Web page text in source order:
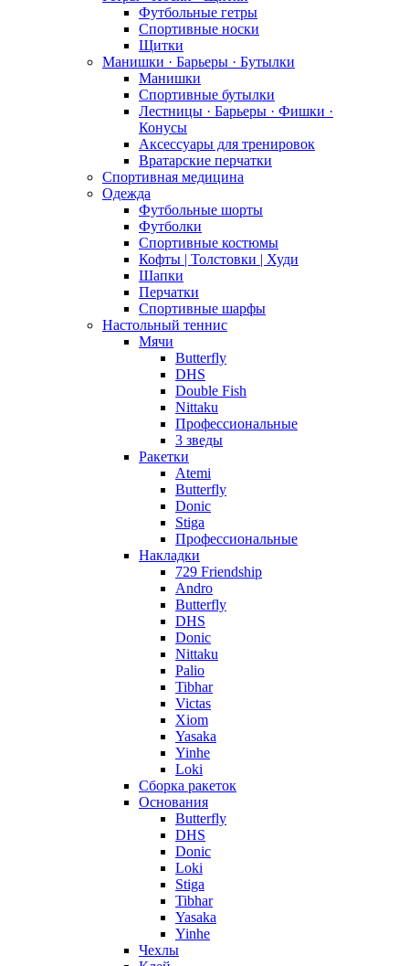
Футбольные гетры
Спортивные носки
Щитки
Манишки · Барьеры · Бутылки
Манишки
Спортивные бутылки
Лестницы · Барьеры · Фишки ·
Конусы
Аксессуары для тренировок
Вратарские перчатки
Спортивная медицина
Одежда
Футбольные шорты
Футболки
Спортивные костюмы
Кофты | Толстовки | Худи
Шапки
Перчатки
Спортивные шарфы
Настольный теннис
Мячи
Butterfly
DHS
Double Fish
Nittaku
Профессиональные
3 зведы
Ракетки
Atemi
Butterfly
Donic
Stiga
Профессиональные
Накладки
729 Friendship
Andro
Butterfly
DHS
Donic
Nittaku
Palio
Tibhar
Victas
Xiom
Yasaka
Yinhe
Loki
Сборка ракеток
Основания
Butterfly
DHS
Donic
Loki
Stiga
Tibhar
Yasaka
Yinhe
Чехлы